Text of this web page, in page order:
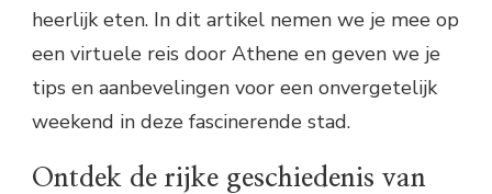
heerlijk eten. In dit artikel nemen we je mee op
een virtuele reis door Athene en geven we je
tips en aanbevelingen voor een onvergetelijk
weekend in deze fascinerende stad.
Ontdek de rijke geschiedenis van